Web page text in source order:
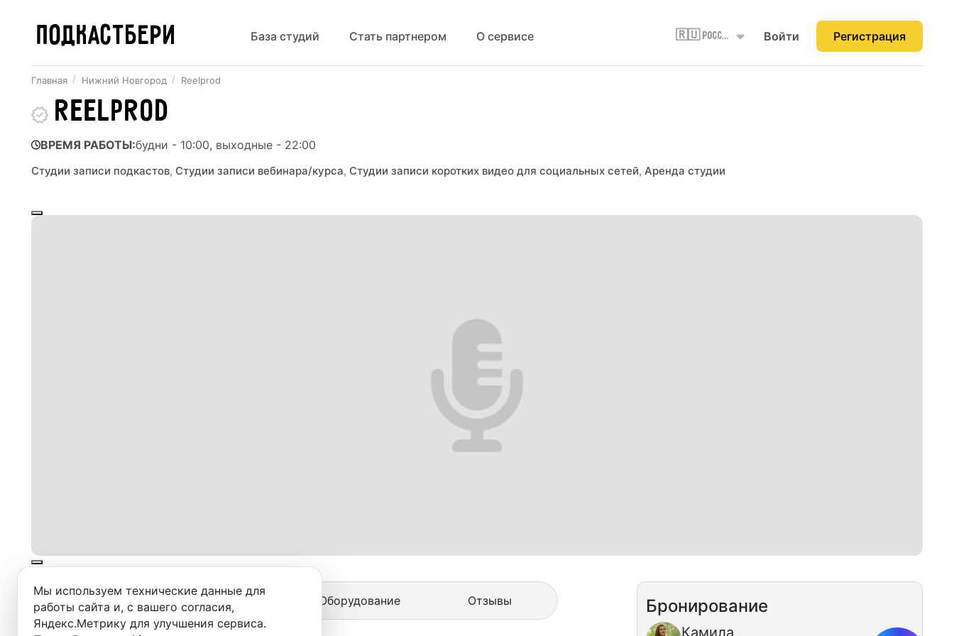
ПОДКАСТБЕРИ База студий Стать партнером О сервисе 🇷🇺 Россия Войти Регистрация
Главная Нижний Новгород Reelprod
Reelprod
ВРЕМЯ РАБОТЫ:будни - 10:00, выходные - 22:00
Студии записи подкастов, Студии записи вебинара/курса, Студии записи коротких видео для социальных сетей, Аренда студии
О студии Залы и услуги Оборудование Отзывы Бронирование
Камила
Мы используем технические данные для
работы сайта и, с вашего согласия,
Яндекс.Метрику для улучшения сервиса.